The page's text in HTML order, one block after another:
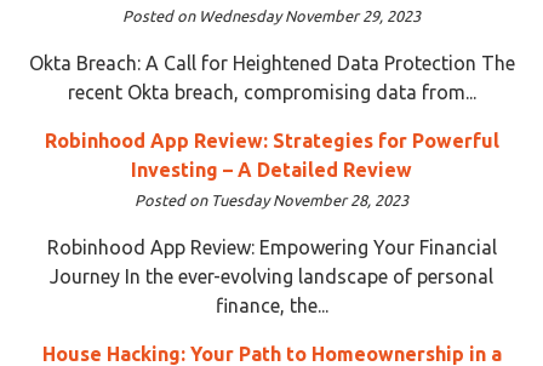
Posted on Wednesday November 29, 2023
Okta Breach: A Call for Heightened Data Protection The
recent Okta breach, compromising data from...
Robinhood App Review: Strategies for Powerful
Investing – A Detailed Review
Posted on Tuesday November 28, 2023
Robinhood App Review: Empowering Your Financial
Journey In the ever-evolving landscape of personal
finance, the...
House Hacking: Your Path to Homeownership in a